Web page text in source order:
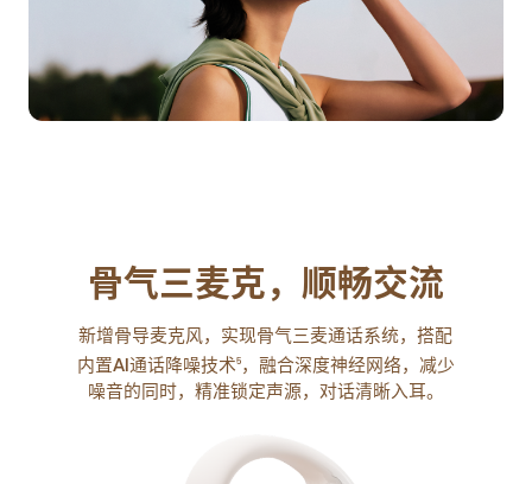
骨气三麦克，顺畅交流
新增骨导麦克风，实现骨气三麦通话系统，搭配
内置AI通话降噪技术5，融合深度神经网络，减少
噪音的同时，精准锁定声源，对话清晰入耳。